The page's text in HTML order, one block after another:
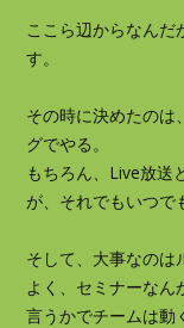
ここら辺からなん
す。
その時に決めたのは
グでやる。
もちろん、Live放送
が、それでもいつで
そして、大事なのは
よく、セミナーな
言うかでチームは動